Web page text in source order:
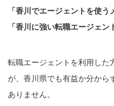
「香川でエージェントを使う
「香川に強い転職エージェン
転職エージェントを利用した
が、香川県でも有益か分から
ありません。